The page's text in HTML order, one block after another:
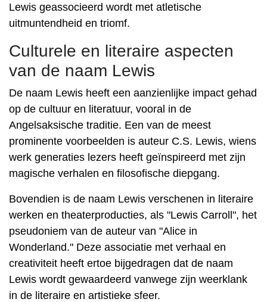
Lewis geassocieerd wordt met atletische
uitmuntendheid en triomf.
Culturele en literaire aspecten
van de naam Lewis
De naam Lewis heeft een aanzienlijke impact gehad
op de cultuur en literatuur, vooral in de
Angelsaksische traditie. Een van de meest
prominente voorbeelden is auteur C.S. Lewis, wiens
werk generaties lezers heeft geïnspireerd met zijn
magische verhalen en filosofische diepgang.
Bovendien is de naam Lewis verschenen in literaire
werken en theaterproducties, als "Lewis Carroll", het
pseudoniem van de auteur van "Alice in
Wonderland." Deze associatie met verhaal en
creativiteit heeft ertoe bijgedragen dat de naam
Lewis wordt gewaardeerd vanwege zijn weerklank
in de literaire en artistieke sfeer.